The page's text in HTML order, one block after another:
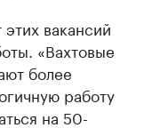
вакансий
«Вахтовые
более
работу
на 50-